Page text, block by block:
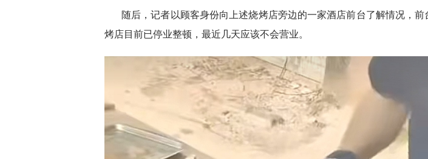
随后，记者以顾客身份向上述烧烤店旁边的一家酒店前台了解情况，前
烤店目前已停业整顿，最近几天应该不会营业。